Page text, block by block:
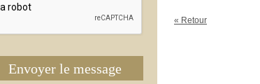
Envoyer le message
« Retour